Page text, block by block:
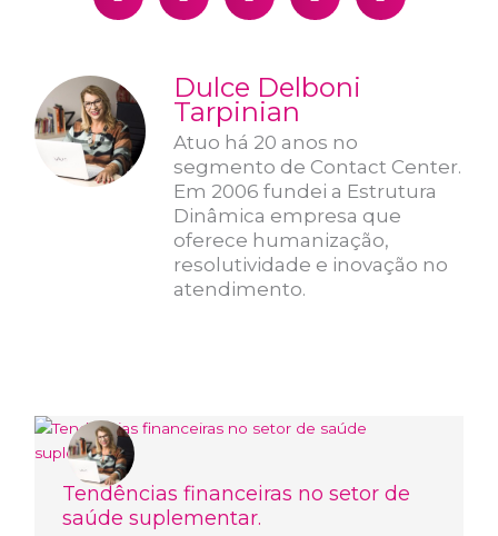
Dulce Delboni
Tarpinian
Atuo há 20 anos no
segmento de Contact Center.
Em 2006 fundei a Estrutura
Dinâmica empresa que
oferece humanização,
resolutividade e inovação no
atendimento.
Tendências financeiras no setor de
saúde suplementar.